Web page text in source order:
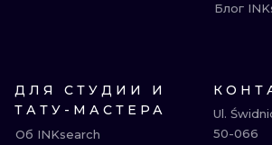
Блог
ДЛЯ СТУДИИ И
ТАТУ-МАСТЕРА
Об INKsearch
Ul.
50-066